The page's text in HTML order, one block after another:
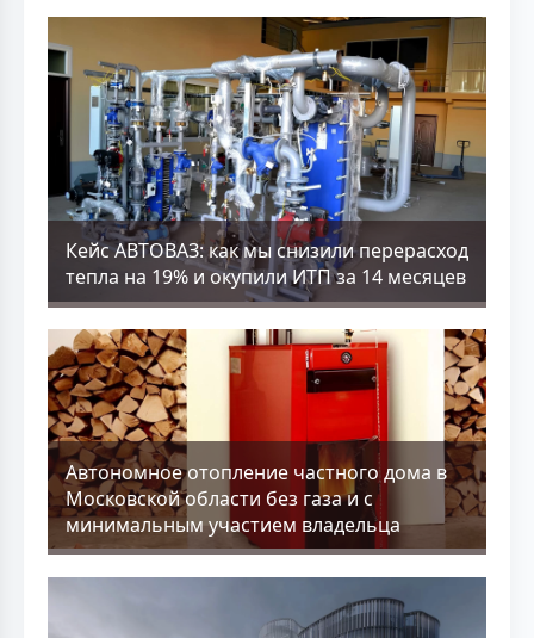
Кейс АВТОВАЗ: как мы снизили перерасход
тепла на 19% и окупили ИТП за 14 месяцев
Aвтономное отопление частного дома в
Московской области без газа и с
минимальным участием владельца